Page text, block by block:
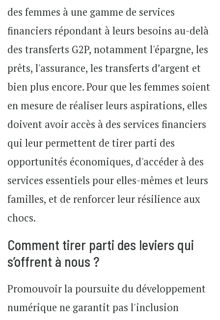
des femmes à une gamme de services
financiers répondant à leurs besoins au-delà
des transferts G2P, notamment l'épargne, les
prêts, l'assurance, les transferts d’argent et
bien plus encore. Pour que les femmes soient
en mesure de réaliser leurs aspirations, elles
doivent avoir accès à des services financiers
qui leur permettent de tirer parti des
opportunités économiques, d'accéder à des
services essentiels pour elles-mêmes et leurs
familles, et de renforcer leur résilience aux
chocs.
Comment tirer parti des leviers qui
s’offrent à nous ?
Promouvoir la poursuite du développement
numérique ne garantit pas l'inclusion